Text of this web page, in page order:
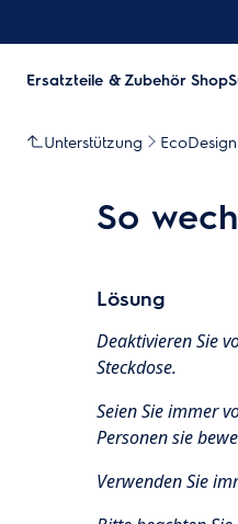
Ersatzteile & Zubehör Shop
Unterstützung EcoDesign
So
Lösung
Deaktivieren Sie
Steckdose.
Seien Sie immer
Personen sie
Verwenden Sie